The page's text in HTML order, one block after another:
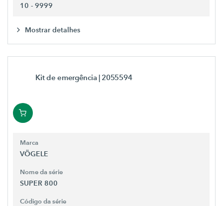
10 - 9999
Mostrar detalhes
Kit de emergência | 2055594
Marca
VÖGELE
Nome da série
SUPER 800
Código da série